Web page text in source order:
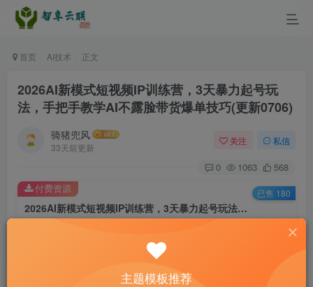
首页 AI技术 正文
2026AI新模式短视频IP训练营，3天暴力起号玩
法，手把手教学AI不露脸带货爆单技巧(更新0706)
骑猪兜风
33天前更新
关注 私信
0 1063 568
2026AI新模式短视频IP训练营，3天暴力起号玩法，手把手教学AI不露脸带货爆单技巧(更新0706)
9.9
付费资源 已售 180
主题模板推荐